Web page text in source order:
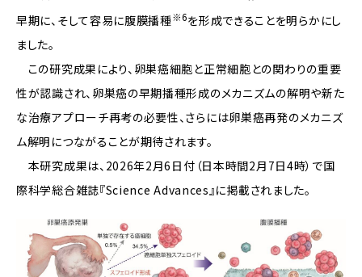
早期に、そして容易に腹膜播種※6を形成できることを明らかにし
ました。
この研究成果により、卵巣癌細胞と正常細胞との関わりの重要
性が認識され、卵巣癌の早期播種形成のメカニズムの解明や新た
な治療アプローチ再考の必要性、さらには卵巣癌再発のメカニズ
ム解明につながることが期待されます。
本研究成果は、2026年2月6日付（日本時間2月7日4時）で国
際科学総合雑誌『Science Advances』に掲載されました。